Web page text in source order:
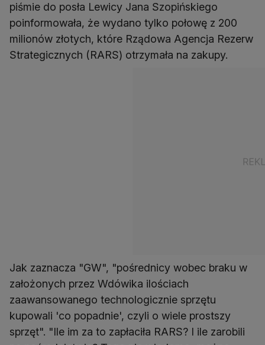
piśmie do posła Lewicy Jana Szopińskiego
poinformowała, że wydano tylko połowę z 200
milionów złotych, które Rządowa Agencja Rezerw
Strategicznych (RARS) otrzymała na zakupy.
Jak zaznacza "GW", "pośrednicy wobec braku w
założonych przez Wdówika ilościach
zaawansowanego technologicznie sprzętu
kupowali 'co popadnie', czyli o wiele prostszy
sprzęt". "Ile im za to zapłaciła RARS? I ile zarobili